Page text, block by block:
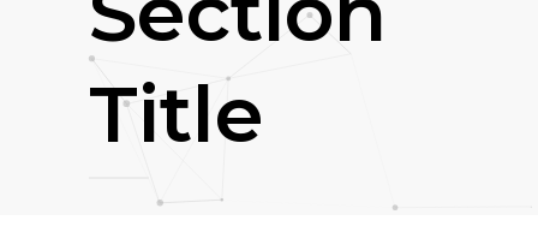
Title